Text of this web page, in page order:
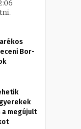
Bor-
a megújult